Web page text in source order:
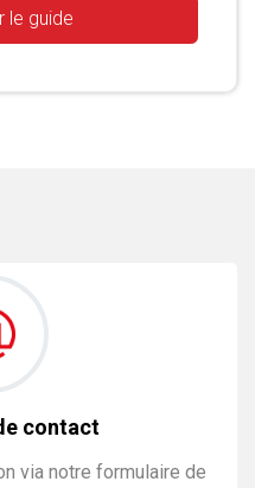
le guide
contact
via notre formulaire de